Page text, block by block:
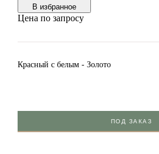
В избранноe
Цена по запросу
Красный c белым - Золото
ПОД ЗАКАЗ